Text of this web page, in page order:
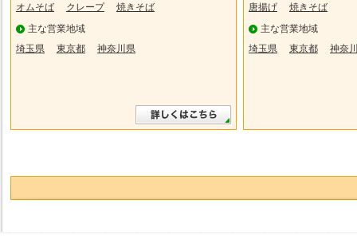
オムそば
クレープ
焼きそば
主な営業地域
埼玉県
東京都 神奈川県
唐揚げ
焼きそば
主な営業地域
埼玉県
東京都 神奈